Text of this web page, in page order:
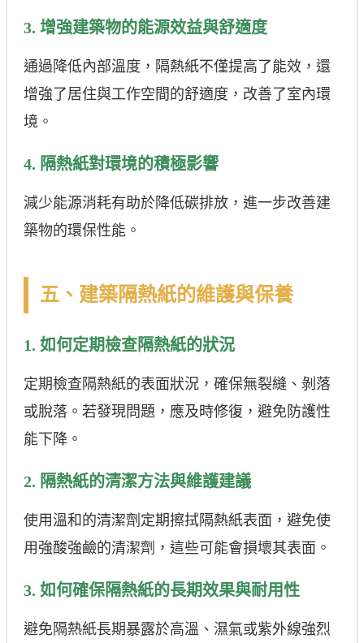
3. 增強建築物的能源效益與舒適度
通過降低內部溫度，隔熱紙不僅提高了能效，還
增強了居住與工作空間的舒適度，改善了室內環
境。
4. 隔熱紙對環境的積極影響
減少能源消耗有助於降低碳排放，進一步改善建
築物的環保性能。
五、建築隔熱紙的維護與保養
1. 如何定期檢查隔熱紙的狀況
定期檢查隔熱紙的表面狀況，確保無裂縫、剝落
或脫落。若發現問題，應及時修復，避免防護性
能下降。
2. 隔熱紙的清潔方法與維護建議
使用溫和的清潔劑定期擦拭隔熱紙表面，避免使
用強酸強鹼的清潔劑，這些可能會損壞其表面。
3. 如何確保隔熱紙的長期效果與耐用性
避免隔熱紙長期暴露於高溫、濕氣或紫外線強烈